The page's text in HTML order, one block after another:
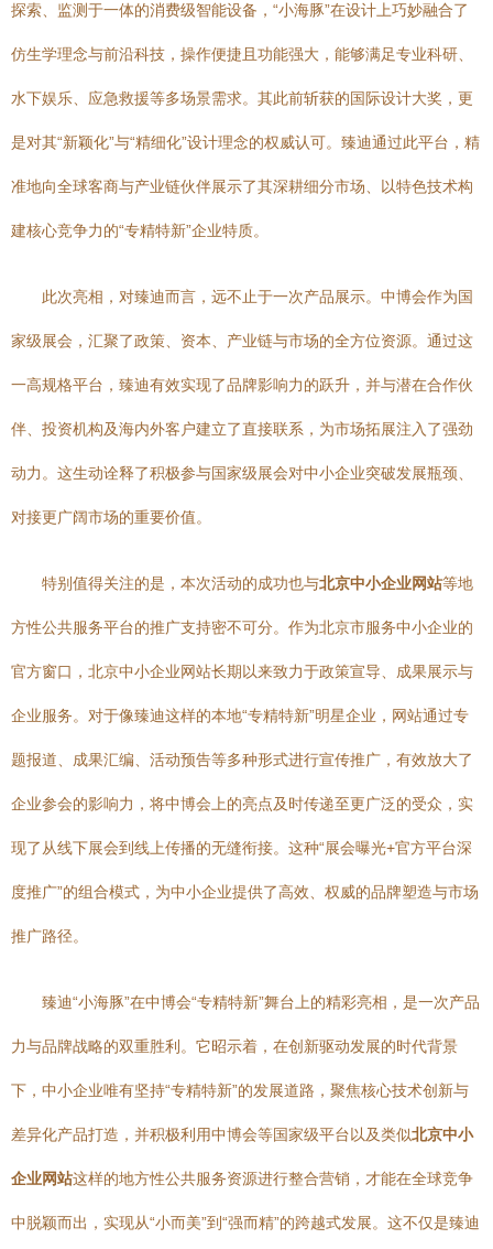
探索、监测于一体的消费级智能设备，“小海豚”在设计上巧妙融合了
仿生学理念与前沿科技，操作便捷且功能强大，能够满足专业科研、
水下娱乐、应急救援等多场景需求。其此前斩获的国际设计大奖，更
是对其“新颖化”与“精细化”设计理念的权威认可。臻迪通过此平台，精
准地向全球客商与产业链伙伴展示了其深耕细分市场、以特色技术构
建核心竞争力的“专精特新”企业特质。
此次亮相，对臻迪而言，远不止于一次产品展示。中博会作为国
家级展会，汇聚了政策、资本、产业链与市场的全方位资源。通过这
一高规格平台，臻迪有效实现了品牌影响力的跃升，并与潜在合作伙
伴、投资机构及海内外客户建立了直接联系，为市场拓展注入了强劲
动力。这生动诠释了积极参与国家级展会对中小企业突破发展瓶颈、
对接更广阔市场的重要价值。
特别值得关注的是，本次活动的成功也与北京中小企业网站等地
方性公共服务平台的推广支持密不可分。作为北京市服务中小企业的
官方窗口，北京中小企业网站长期以来致力于政策宣导、成果展示与
企业服务。对于像臻迪这样的本地“专精特新”明星企业，网站通过专
题报道、成果汇编、活动预告等多种形式进行宣传推广，有效放大了
企业参会的影响力，将中博会上的亮点及时传递至更广泛的受众，实
现了从线下展会到线上传播的无缝衔接。这种“展会曝光+官方平台深
度推广”的组合模式，为中小企业提供了高效、权威的品牌塑造与市场
推广路径。
臻迪“小海豚”在中博会“专精特新”舞台上的精彩亮相，是一次产品
力与品牌战略的双重胜利。它昭示着，在创新驱动发展的时代背景
下，中小企业唯有坚持“专精特新”的发展道路，聚焦核心技术创新与
差异化产品打造，并积极利用中博会等国家级平台以及类似北京中小
企业网站这样的地方性公共服务资源进行整合营销，才能在全球竞争
中脱颖而出，实现从“小而美”到“强而精”的跨越式发展。这不仅是臻迪